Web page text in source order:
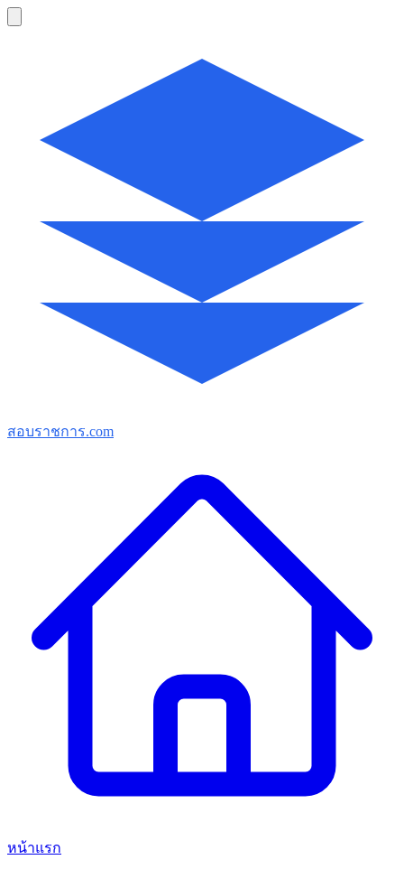
สอบราชการ.com
หน้าแรก